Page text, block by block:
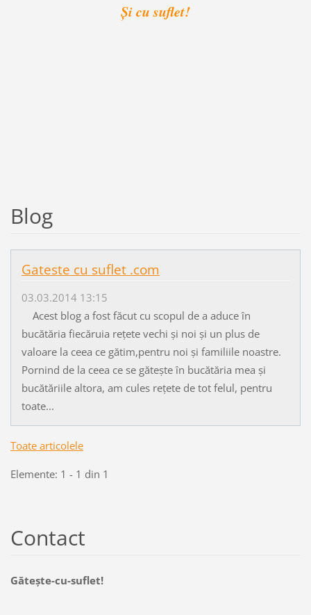
Și cu suflet!
Blog
Gateste cu suflet .com
03.03.2014 13:15
Acest blog a fost făcut cu scopul de a aduce în
bucătăria fiecăruia rețete vechi și noi și un plus de
valoare la ceea ce gătim,pentru noi și familiile noastre.
Pornind de la ceea ce se gătește în bucătăria mea și
bucătăriile altora, am cules rețete de tot felul, pentru
toate...
Toate articolele
Elemente: 1 - 1 din 1
Contact
Găteşte-cu-suflet!